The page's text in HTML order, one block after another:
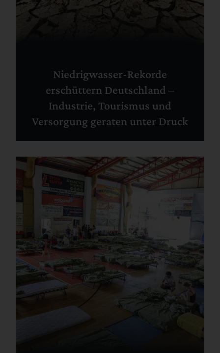
Niedrigwasser-Rekorde
erschüttern Deutschland –
Industrie, Tourismus und
Versorgung geraten unter Druck